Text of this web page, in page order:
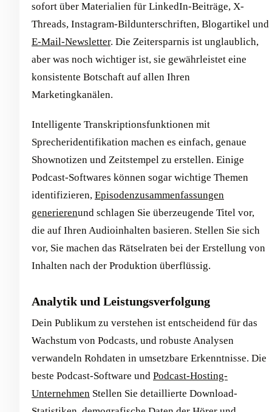
sofort über Materialien für LinkedIn-Beiträge, X-
Threads, Instagram-Bildunterschriften, Blogartikel und
E-Mail-Newsletter. Die Zeitersparnis ist unglaublich,
aber was noch wichtiger ist, sie gewährleistet eine
konsistente Botschaft auf allen Ihren
Marketingkanälen.
Intelligente Transkriptionsfunktionen mit
Sprecheridentifikation machen es einfach, genaue
Shownotizen und Zeitstempel zu erstellen. Einige
Podcast-Softwares können sogar wichtige Themen
identifizieren, Episodenzusammenfassungen
generierenund schlagen Sie überzeugende Titel vor,
die auf Ihren Audioinhalten basieren. Stellen Sie sich
vor, Sie machen das Rätselraten bei der Erstellung von
Inhalten nach der Produktion überflüssig.
Analytik und Leistungsverfolgung
Dein Publikum zu verstehen ist entscheidend für das
Wachstum von Podcasts, und robuste Analysen
verwandeln Rohdaten in umsetzbare Erkenntnisse. Die
beste Podcast-Software und Podcast-Hosting-
Unternehmen Stellen Sie detaillierte Download-